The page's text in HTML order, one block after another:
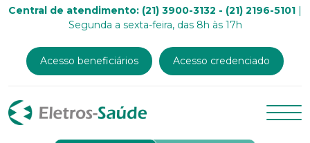
Central de atendimento: (21) 3900-3132 - (21) 2196-5101 |
Segunda a sexta-feira, das 8h às 17h
Acesso beneficiários Acesso credenciado